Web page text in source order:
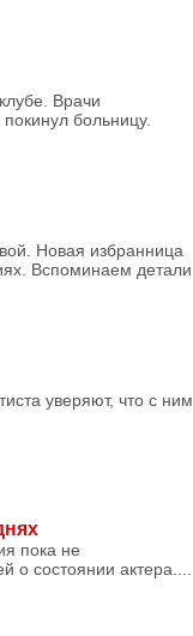
Врачи
больницу.
Новая избранница
Вспоминаем детали
уверяют, что с ним
пока не
состоянии актера....